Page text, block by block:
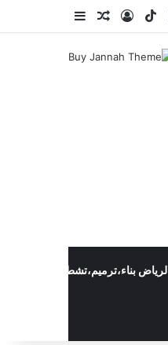
انستقرام‫TikTokتسجيل الدخول
مقال عشوائي